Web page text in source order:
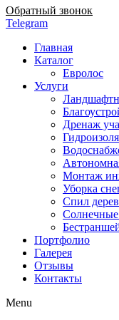
Обратный звонок
Telegram
Главная
Каталог
Евролос
Услуги
Дренаж
Монтаж
Уборка
Спил
Портфолио
Галерея
Отзывы
Контакты
Menu